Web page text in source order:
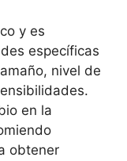
y es
específicas
nivel de
en la
obtener